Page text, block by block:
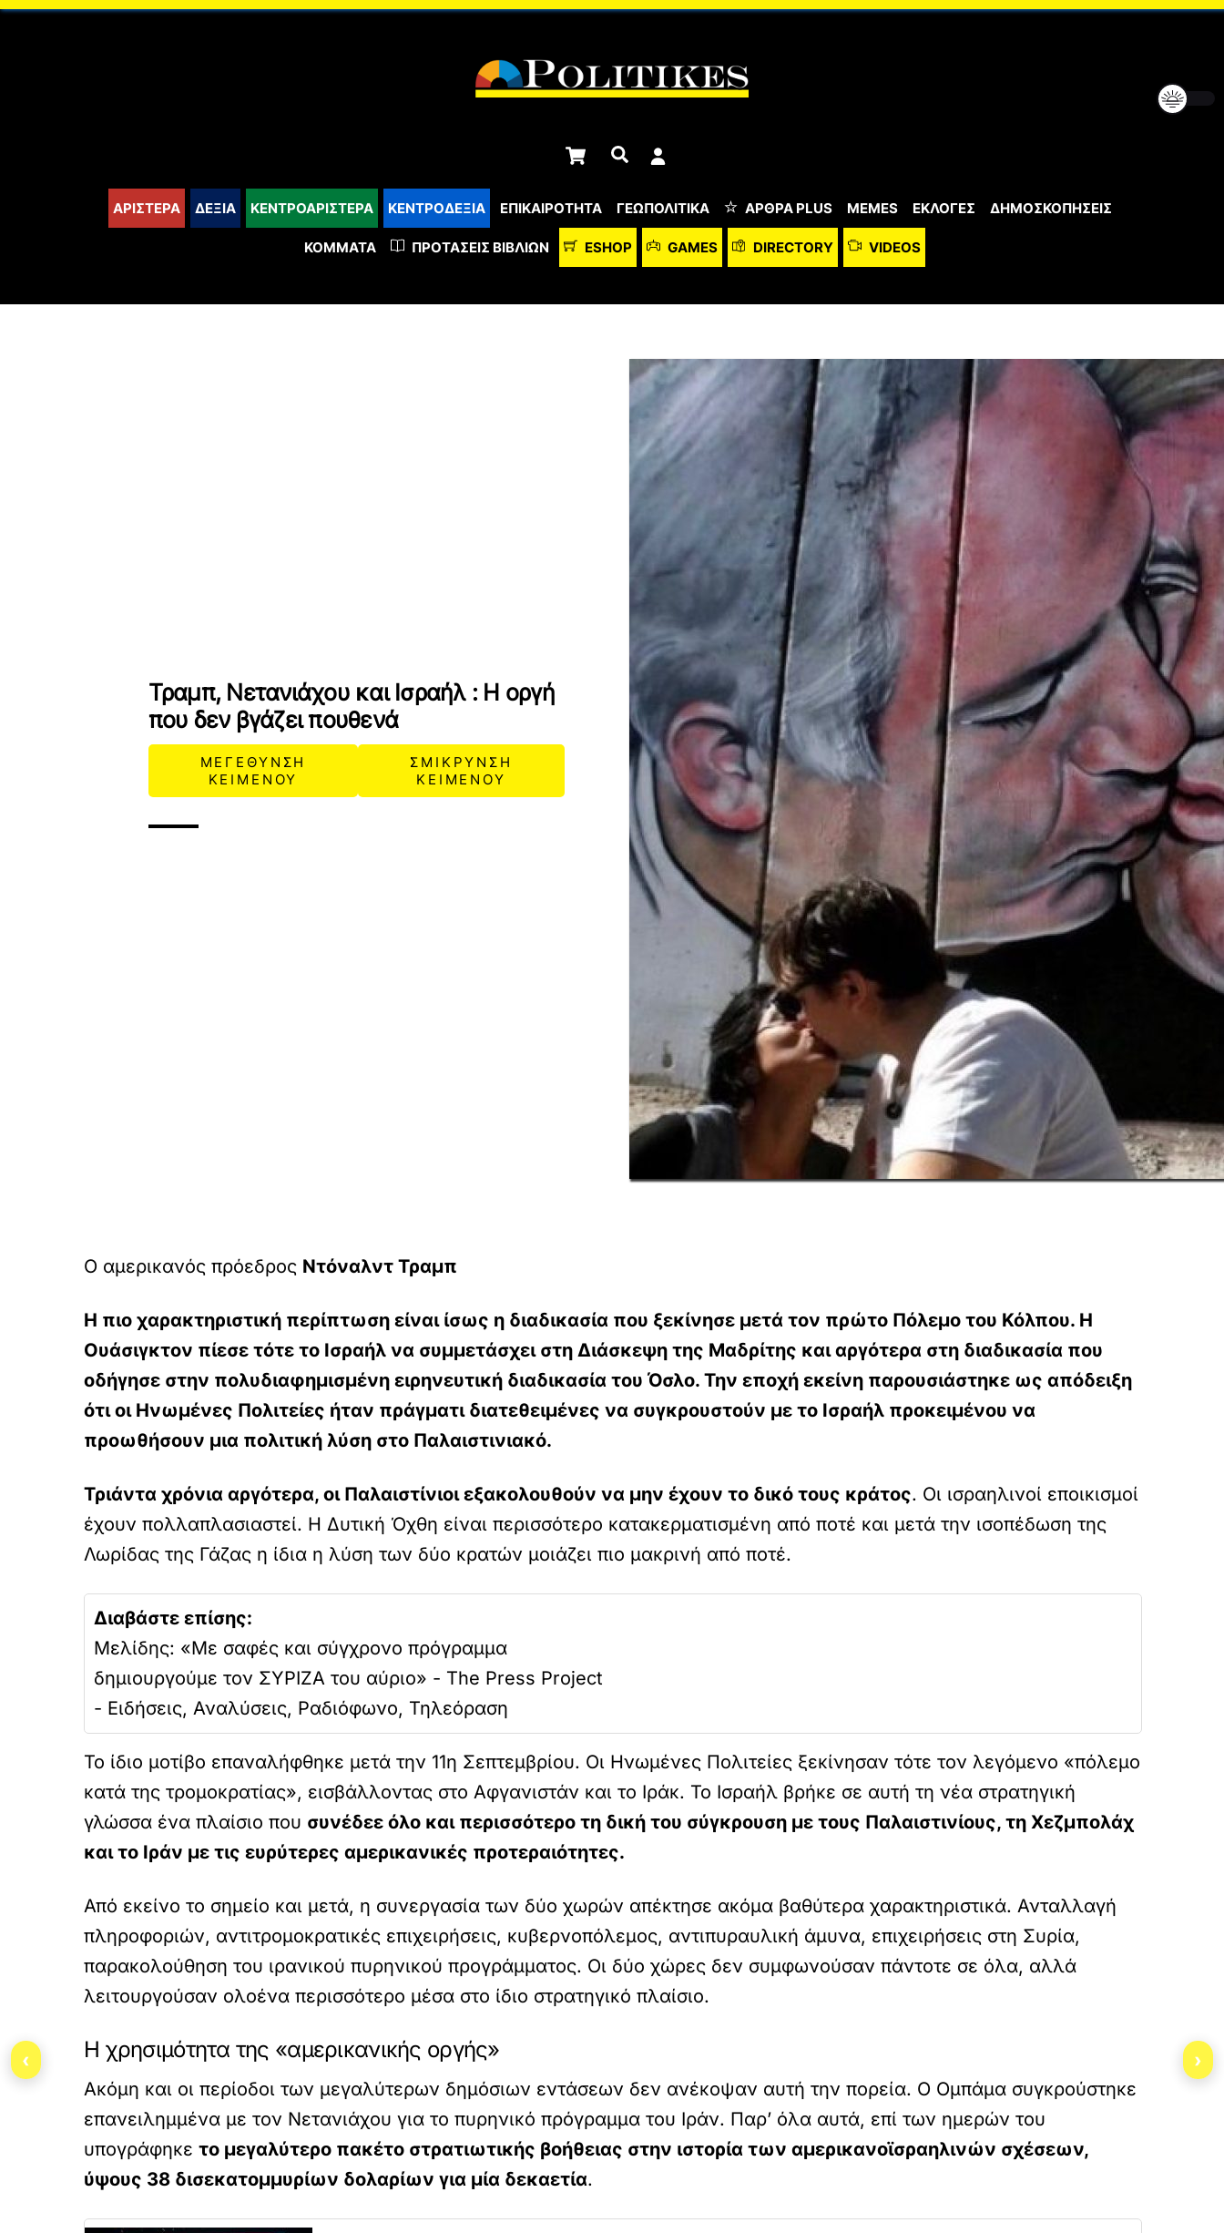
content
Cart Αναζήτηση
ΑΡΙΣΤΕΡΑ ΔΕΞΙΑ ΚΕΝΤΡΟΑΡΙΣΤΕΡΑ ΚΕΝΤΡΟΔΕΞΙΑ ΕΠΙΚΑΙΡΟΤΗΤΑ ΓΕΩΠΟΛΙΤΙΚΑ ΆΡΘΡΑ PLUS MEMES ΕΚΛΟΓΕΣ ΔΗΜΟΣΚΟΠΗΣΕΙΣ
ΚΌΜΜΑΤΑ ΠΡΟΤΆΣΕΙΣ ΒΙΒΛΊΩΝ ESHOP GAMES DIRECTORY VIDEOS
Τραμπ, Νετανιάχου και Ισραήλ : Η οργή
που δεν βγάζει πουθενά
ΜΕΓΕΘΥΝΣΗ
ΚΕΙΜΕΝΟΥ
ΣΜΙΚΡΥΝΣΗ
ΚΕΙΜΕΝΟΥ
Ο αμερικανός πρόεδρος Ντόναλντ Τραμπ
Η πιο χαρακτηριστική περίπτωση είναι ίσως η διαδικασία που ξεκίνησε μετά τον πρώτο Πόλεμο του Κόλπου. Η
Ουάσιγκτον πίεσε τότε το Ισραήλ να συμμετάσχει στη Διάσκεψη της Μαδρίτης και αργότερα στη διαδικασία που
οδήγησε στην πολυδιαφημισμένη ειρηνευτική διαδικασία του Όσλο. Την εποχή εκείνη παρουσιάστηκε ως απόδειξη
ότι οι Ηνωμένες Πολιτείες ήταν πράγματι διατεθειμένες να συγκρουστούν με το Ισραήλ προκειμένου να
προωθήσουν μια πολιτική λύση στο Παλαιστινιακό.
Τριάντα χρόνια αργότερα, οι Παλαιστίνιοι εξακολουθούν να μην έχουν το δικό τους κράτος. Οι ισραηλινοί εποικισμοί
έχουν πολλαπλασιαστεί. Η Δυτική Όχθη είναι περισσότερο κατακερματισμένη από ποτέ και μετά την ισοπέδωση της
Λωρίδας της Γάζας η ίδια η λύση των δύο κρατών μοιάζει πιο μακρινή από ποτέ.
Διαβάστε επίσης:
Μελίδης: «Με σαφές και σύγχρονο πρόγραμμα
δημιουργούμε τον ΣΥΡΙΖΑ του αύριο» - The Press Project
- Ειδήσεις, Αναλύσεις, Ραδιόφωνο, Τηλεόραση
Το ίδιο μοτίβο επαναλήφθηκε μετά την 11η Σεπτεμβρίου. Οι Ηνωμένες Πολιτείες ξεκίνησαν τότε τον λεγόμενο «πόλεμο
κατά της τρομοκρατίας», εισβάλλοντας στο Αφγανιστάν και το Ιράκ. Το Ισραήλ βρήκε σε αυτή τη νέα στρατηγική
γλώσσα ένα πλαίσιο που συνέδεε όλο και περισσότερο τη δική του σύγκρουση με τους Παλαιστινίους, τη Χεζμπολάχ
και το Ιράν με τις ευρύτερες αμερικανικές προτεραιότητες.
Από εκείνο το σημείο και μετά, η συνεργασία των δύο χωρών απέκτησε ακόμα βαθύτερα χαρακτηριστικά. Ανταλλαγή
πληροφοριών, αντιτρομοκρατικές επιχειρήσεις, κυβερνοπόλεμος, αντιπυραυλική άμυνα, επιχειρήσεις στη Συρία,
παρακολούθηση του ιρανικού πυρηνικού προγράμματος. Οι δύο χώρες δεν συμφωνούσαν πάντοτε σε όλα, αλλά
λειτουργούσαν ολοένα περισσότερο μέσα στο ίδιο στρατηγικό πλαίσιο.
Η χρησιμότητα της «αμερικανικής οργής»
Ακόμη και οι περίοδοι των μεγαλύτερων δημόσιων εντάσεων δεν ανέκοψαν αυτή την πορεία. Ο Ομπάμα συγκρούστηκε
επανειλημμένα με τον Νετανιάχου για το πυρηνικό πρόγραμμα του Ιράν. Παρ’ όλα αυτά, επί των ημερών του
υπογράφηκε το μεγαλύτερο πακέτο στρατιωτικής βοήθειας στην ιστορία των αμερικανοϊσραηλινών σχέσεων,
ύψους 38 δισεκατομμυρίων δολαρίων για μία δεκαετία.
‹ ›